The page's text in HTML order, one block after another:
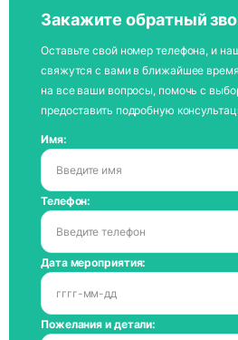
Закажите обратный
Оставьте свой номер телефона, и
свяжутся с вами в ближайшее
на все ваши вопросы, помочь с
предоставить подробную
Имя:
Телефон:
Дата мероприятия:
Пожелания и детали: